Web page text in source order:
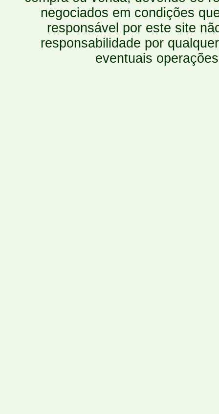
negociados em condições
responsável por este site
responsabilidade por
eventuais